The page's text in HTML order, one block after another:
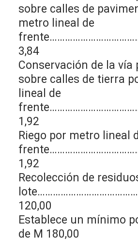
sobre calles de
metro lineal de
3,84
Conservación de la vía
sobre calles de tierra
lineal de
1,92
Riego por metro lineal
1,92
Recolección de
120,00
Establece un mínimo
de M 180,00